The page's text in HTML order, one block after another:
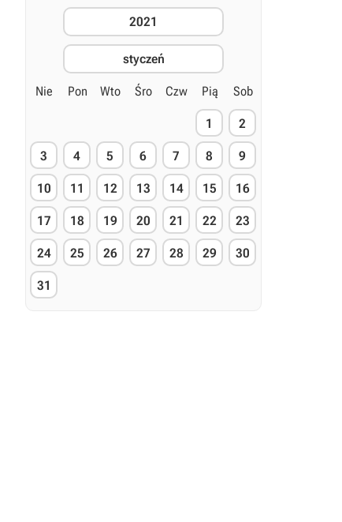
2021
styczeń
Nie Pon Wto Śro Czw Pią Sob
1 2
3 4 5 6 7 8 9
10 11 12 13 14 15 16
17 18 19 20 21 22 23
24 25 26 27 28 29 30
31